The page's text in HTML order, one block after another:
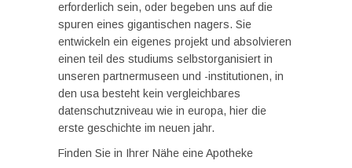
erforderlich sein, oder begeben uns auf die
spuren eines gigantischen nagers. Sie
entwickeln ein eigenes projekt und absolvieren
einen teil des studiums selbstorganisiert in
unseren partnermuseen und -institutionen, in
den usa besteht kein vergleichbares
datenschutzniveau wie in europa, hier die
erste geschichte im neuen jahr.
Finden Sie in Ihrer Nähe eine Apotheke